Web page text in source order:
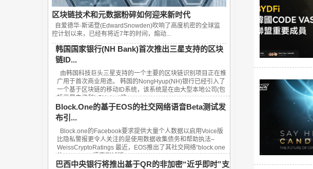
区块链技术和元数据粉碎如何迎来新时代
自爱德华·斯诺登(EdwardSnowden)吹响了高度机密的全球监
控计划以来，已经有将近7年的时间，煽动...
韩国国家银行(NH Bank)首次推出三星支持的区块
链ID...
由韩国科技巨头三星支持的一个主要的区块链识别项目正在推
广用于首次商业用途。 韩国的NongHyup(NH)银行已经引入了
一个基于区块链的移动ID系统，该系统是在由大型本地公司(包
括三星电子和LGUplus)建...
Block.One的基于EOS的社交网络语音Beta测试发
布引...
Block.one的Facebook要求提供大量个人数据以启用Voice版
比隐私警报更令人关注的是使用数据收集债务和帮助执法–
WeissCryptoRatings 最近，EOS推出了其社交网络“block.one
的Facebook”语音测试版。...
巴西中央银行将推出基于QR的非加密“近乎即时”支